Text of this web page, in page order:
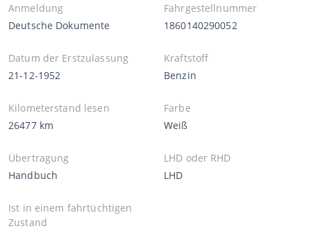
Anmeldung
Deutsche Dokumente
Fahrgestellnummer
1860140290052
Datum der Erstzulassung
21-12-1952
Kraftstoff
Benzin
Kilometerstand lesen
26477 km
Farbe
Weiß
Übertragung
Handbuch
LHD oder RHD
LHD
Ist in einem fahrtüchtigen
Zustand